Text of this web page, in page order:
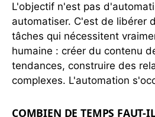
L'objectif n'est pas
automatiser. C'est de libérer
tâches qui nécessitent
humaine : créer du contenu
tendances, construire des
complexes. L'automation
COMBIEN DE TEMPS FAUT-